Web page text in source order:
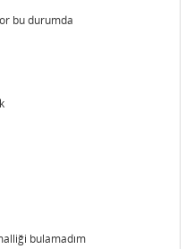
bu durumda
bulamadım